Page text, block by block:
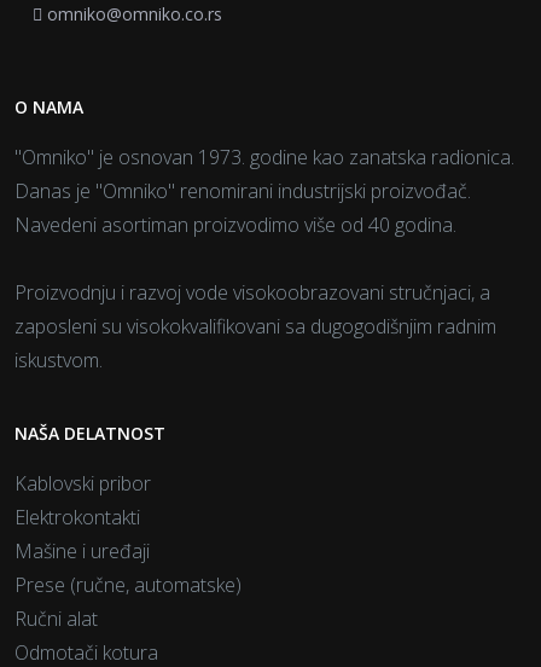
omniko@omniko.co.rs
O NAMA
"Omniko" je osnovan 1973. godine kao zanatska radionica.
Danas je "Omniko" renomirani industrijski proizvođač.
Navedeni asortiman proizvodimo više od 40 godina.
Proizvodnju i razvoj vode visokoobrazovani stručnjaci, a
zaposleni su visokokvalifikovani sa dugogodišnjim radnim
iskustvom.
NAŠA DELATNOST
Kablovski pribor
Elektrokontakti
Mašine i uređaji
Prese (ručne, automatske)
Ručni alat
Odmotači kotura